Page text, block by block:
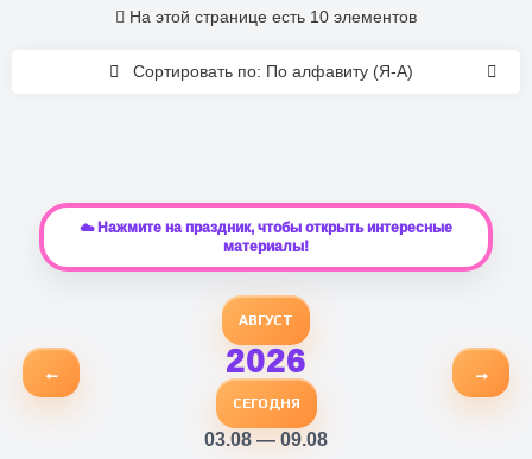
Сортировать по: По алфавиту (Я-А)
На этой странице есть 10 элементов
☁️ Нажмите на праздник, чтобы открыть интересные
материалы!
←
АВГУСТ
2026
СЕГОДНЯ
03.08 — 09.08
→